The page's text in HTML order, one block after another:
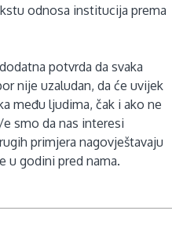
odnosa institucija prema
potvrda da svaka
nije uzaludan, da će uvijek
među ljudima, čak i ako ne
smo da nas interesi
primjera nagovještavaju
u godini pred nama.